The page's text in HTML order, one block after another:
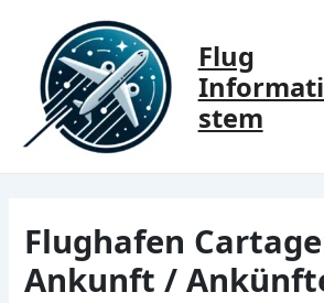
springen
Flug
stem
Flughafen
Ankunft /